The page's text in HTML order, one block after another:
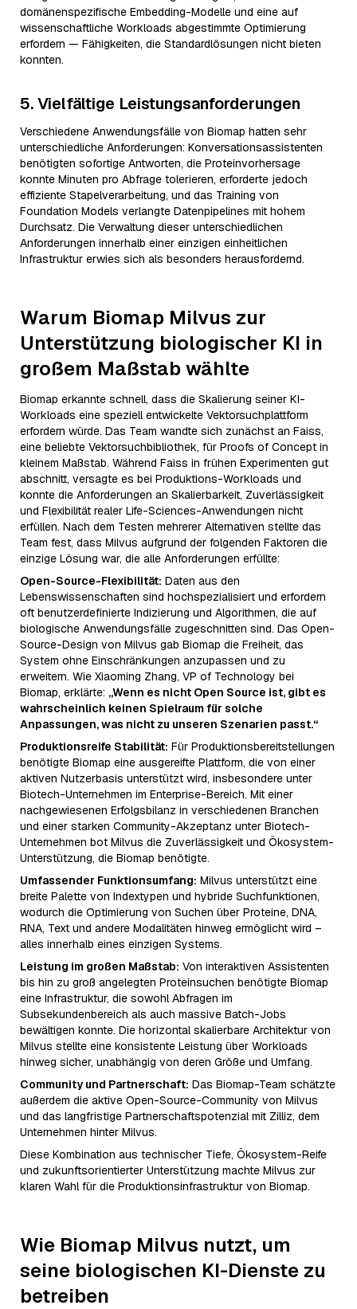
domänenspezifische Embedding-Modelle und eine auf
wissenschaftliche Workloads abgestimmte Optimierung
erfordern — Fähigkeiten, die Standardlösungen nicht bieten
konnten.
5. Vielfältige Leistungsanforderungen
Verschiedene Anwendungsfälle von Biomap hatten sehr
unterschiedliche Anforderungen: Konversationsassistenten
benötigten sofortige Antworten, die Proteinvorhersage
konnte Minuten pro Abfrage tolerieren, erforderte jedoch
effiziente Stapelverarbeitung, und das Training von
Foundation Models verlangte Datenpipelines mit hohem
Durchsatz. Die Verwaltung dieser unterschiedlichen
Anforderungen innerhalb einer einzigen einheitlichen
Infrastruktur erwies sich als besonders herausfordernd.
Warum Biomap Milvus zur
Unterstützung biologischer KI in
großem Maßstab wählte
Biomap erkannte schnell, dass die Skalierung seiner KI-
Workloads eine speziell entwickelte Vektorsuchplattform
erfordern würde. Das Team wandte sich zunächst an Faiss,
eine beliebte Vektorsuchbibliothek, für Proofs of Concept in
kleinem Maßstab. Während Faiss in frühen Experimenten gut
abschnitt, versagte es bei Produktions-Workloads und
konnte die Anforderungen an Skalierbarkeit, Zuverlässigkeit
und Flexibilität realer Life-Sciences-Anwendungen nicht
erfüllen. Nach dem Testen mehrerer Alternativen stellte das
Team fest, dass Milvus aufgrund der folgenden Faktoren die
einzige Lösung war, die alle Anforderungen erfüllte:
Open-Source-Flexibilität: Daten aus den
Lebenswissenschaften sind hochspezialisiert und erfordern
oft benutzerdefinierte Indizierung und Algorithmen, die auf
biologische Anwendungsfälle zugeschnitten sind. Das Open-
Source-Design von Milvus gab Biomap die Freiheit, das
System ohne Einschränkungen anzupassen und zu
erweitern. Wie Xiaoming Zhang, VP of Technology bei
Biomap, erklärte: „Wenn es nicht Open Source ist, gibt es
wahrscheinlich keinen Spielraum für solche
Anpassungen, was nicht zu unseren Szenarien passt.“
Produktionsreife Stabilität: Für Produktionsbereitstellungen
benötigte Biomap eine ausgereifte Plattform, die von einer
aktiven Nutzerbasis unterstützt wird, insbesondere unter
Biotech-Unternehmen im Enterprise-Bereich. Mit einer
nachgewiesenen Erfolgsbilanz in verschiedenen Branchen
und einer starken Community-Akzeptanz unter Biotech-
Unternehmen bot Milvus die Zuverlässigkeit und Ökosystem-
Unterstützung, die Biomap benötigte.
Umfassender Funktionsumfang: Milvus unterstützt eine
breite Palette von Indextypen und hybride Suchfunktionen,
wodurch die Optimierung von Suchen über Proteine, DNA,
RNA, Text und andere Modalitäten hinweg ermöglicht wird –
alles innerhalb eines einzigen Systems.
Leistung im großen Maßstab: Von interaktiven Assistenten
bis hin zu groß angelegten Proteinsuchen benötigte Biomap
eine Infrastruktur, die sowohl Abfragen im
Subsekundenbereich als auch massive Batch-Jobs
bewältigen konnte. Die horizontal skalierbare Architektur von
Milvus stellte eine konsistente Leistung über Workloads
hinweg sicher, unabhängig von deren Größe und Umfang.
Community und Partnerschaft: Das Biomap-Team schätzte
außerdem die aktive Open-Source-Community von Milvus
und das langfristige Partnerschaftspotenzial mit Zilliz, dem
Unternehmen hinter Milvus.
Diese Kombination aus technischer Tiefe, Ökosystem-Reife
und zukunftsorientierter Unterstützung machte Milvus zur
klaren Wahl für die Produktionsinfrastruktur von Biomap.
Wie Biomap Milvus nutzt, um
seine biologischen KI-Dienste zu
betreiben